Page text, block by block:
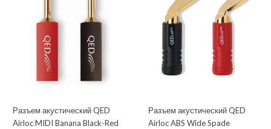
Разъем акустический QED
Airloc MIDI Banana Black-Red
Разъем акустический QED
Airloc ABS Wide Spade